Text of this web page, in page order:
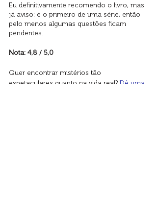
Eu definitivamente recomendo o livro, mas
já aviso: é o primeiro de uma série, então
pelo menos algumas questões ficam
pendentes.
Nota: 4,8 / 5,0
Quer encontrar mistérios tão
espetaculares quanto na vida real? Dê uma